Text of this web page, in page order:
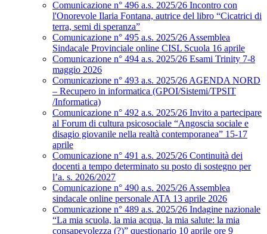
Comunicazione n° 496 a.s. 2025/26 Incontro con
l'Onorevole Ilaria Fontana, autrice del libro “Cicatrici di
terra, semi di speranza”
Comunicazione n° 495 a.s. 2025/26 Assemblea
Sindacale Provinciale online CISL Scuola 16 aprile
Comunicazione n° 494 a.s. 2025/26 Esami Trinity 7-8
maggio 2026
Comunicazione n° 493 a.s. 2025/26 AGENDA NORD
– Recupero in informatica (GPOI/Sistemi/TPSIT
/Informatica)
Comunicazione n° 492 a.s. 2025/26 Invito a partecipare
al Forum di cultura psicosociale “Angoscia sociale e
disagio giovanile nella realtà contemporanea” 15-17
aprile
Comunicazione n° 491 a.s. 2025/26 Continuità dei
docenti a tempo determinato su posto di sostegno per
l’a. s. 2026/2027
Comunicazione n° 490 a.s. 2025/26 Assemblea
sindacale online personale ATA 13 aprile 2026
Comunicazione n° 489 a.s. 2025/26 Indagine nazionale
“La mia scuola, la mia acqua, la mia salute: la mia
consapevolezza (?)” questionario 10 aprile ore 9